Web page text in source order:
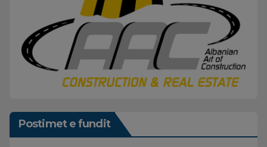
Postimet e fundit